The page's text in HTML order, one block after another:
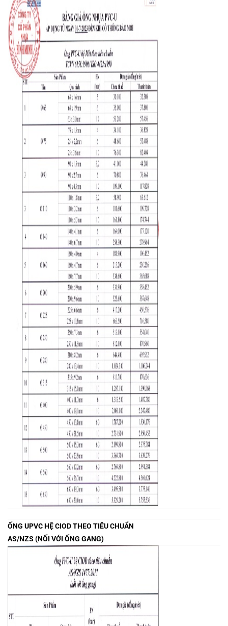
ỐNG UPVC HỆ CIOD THEO TIÊU CHUẨN
AS/NZS (NỐI VỚI ỐNG GANG)